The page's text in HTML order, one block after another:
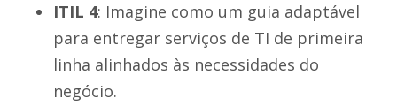
ITIL 4: Imagine como um guia adaptável
para entregar serviços de TI de primeira
linha alinhados às necessidades do
negócio.